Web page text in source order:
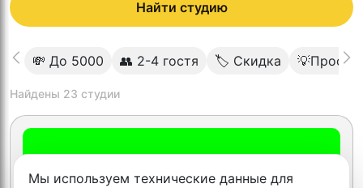
Найти студию
💸 До 5000 👥 2-4 гостя 🏷 Скидка
Найдены 23 студии
Мы используем технические данные для